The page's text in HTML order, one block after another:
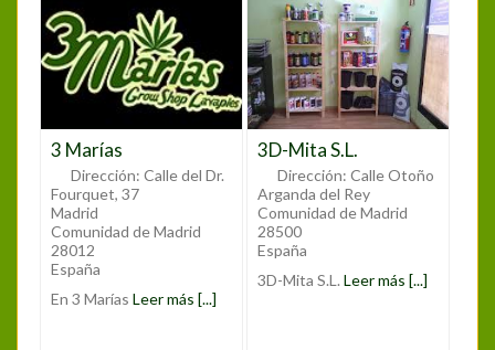
3 Marías
Dirección: Calle del Dr.
Fourquet, 37
Madrid
Comunidad de Madrid
28012
España
En 3 MaríasLeer más [...]
3D-Mita S.L.
Dirección: Calle Otoño
Arganda del Rey
Comunidad de Madrid
28500
España
3D-Mita S.L.Leer más [...]